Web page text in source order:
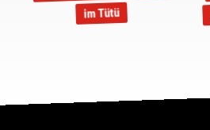
im Tütü